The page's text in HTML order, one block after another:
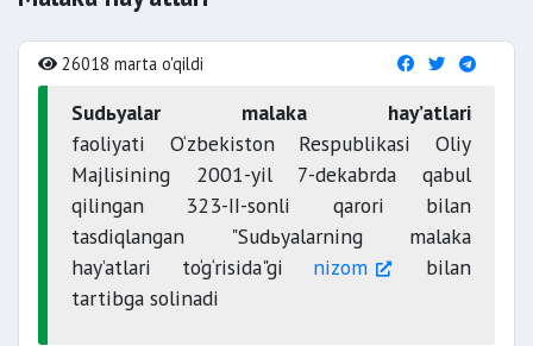
26018 marta o'qildi
Sudьyalar malaka hay’atlari
faoliyati O‘zbekiston Respublikasi Oliy
Majlisining 2001-yil 7-dekabrda qabul
qilingan 323-II-sonli qarori bilan
tasdiqlangan "Sudьyalarning malaka
hay’atlari to‘g‘risida"gi nizom
bilan
tartibga solinadi